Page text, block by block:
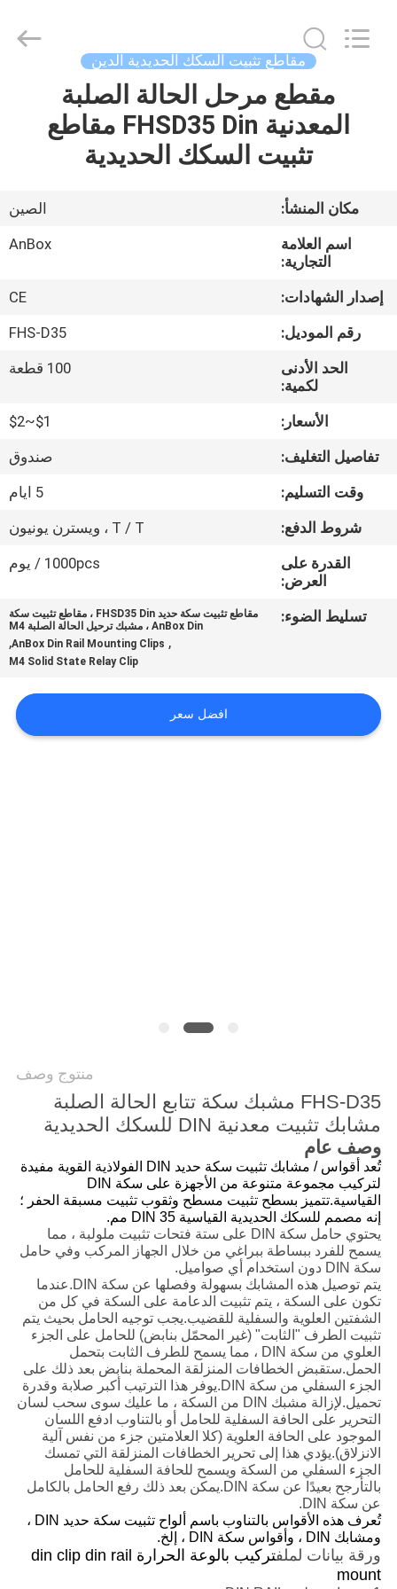
منزل،
معلومات
جولة
مراقبة
الجودة
اتصل
اطلب
SHOPPING ONLINE
مقاطع تثبيت السكك الحديدية الدين
مقطع مرحل الحالة الصلبة
المعدنية FHSD35 Din مقاطع
تثبيت السكك الحديدية
مكان المنشأ:
الصين
اسم العلامة
التجارية:
AnBox
إصدار الشهادات:
CE
رقم الموديل:
FHS-D35
الحد الأدنى
لكمية:
100 قطعة
الأسعار:
$1~$2
تفاصيل التغليف:
صندوق
وقت التسليم:
5 ايام
شروط الدفع:
T / T ، ويسترن يونيون
القدرة على
العرض:
1000pcs / يوم
تسليط الضوء:
مقاطع تثبيت سكة حديد FHSD35 Din ، مقاطع تثبيت سكة
AnBox Din ، مشبك ترحيل الحالة الصلبة M4
,
AnBox Din Rail Mounting Clips
,
M4 Solid State Relay Clip
افضل سعر
منتوج وصف
FHS-D35 مشبك سكة تتابع الحالة الصلبة
مشابك تثبيت معدنية DIN للسكك الحديدية
وصف عام
تُعد أقواس / مشابك تثبيت سكة حديد DIN الفولاذية القوية مفيدة
لتركيب مجموعة متنوعة من الأجهزة على سكة DIN
القياسية.تتميز بسطح تثبيت مسطح وثقوب تثبيت مسبقة الحفر ؛
إنه مصمم للسكك الحديدية القياسية DIN 35 مم.
يحتوي حامل سكة DIN على ستة فتحات تثبيت ملولبة ، مما
يسمح للفرد ببساطة ببراغي من خلال الجهاز المركب وفي حامل
سكة DIN دون استخدام أي صواميل.
يتم توصيل هذه المشابك بسهولة وفصلها عن سكة DIN.عندما
تكون على السكة ، يتم تثبيت الدعامة على السكة في كل من
الشفتين العلوية والسفلية للقضيب.يجب توجيه الحامل بحيث يتم
تثبيت الطرف "الثابت" (غير المحمّل بنابض) للحامل على الجزء
العلوي من سكة DIN ، مما يسمح للطرف الثابت بتحمل
الحمل.ستقبض الخطافات المنزلقة المحملة بنابض بعد ذلك على
الجزء السفلي من سكة DIN.يوفر هذا الترتيب أكبر صلابة وقدرة
تحميل.لإزالة مشبك DIN من السكة ، ما عليك سوى سحب لسان
التحرير على الحافة السفلية للحامل أو بالتناوب ادفع اللسان
الموجود على الحافة العلوية (كلا العلامتين جزء من نفس آلية
الانزلاق).يؤدي هذا إلى تحرير الخطافات المنزلقة التي تمسك
الجزء السفلي من السكة ويسمح للحافة السفلية للحامل
بالتأرجح بعيدًا عن سكة DIN.يمكن بعد ذلك رفع الحامل بالكامل
عن سكة DIN.
تُعرف هذه الأقواس بالتناوب باسم ألواح تثبيت سكة حديد DIN ،
ومشابك DIN ، وأقواس سكة DIN ، إلخ.
ورقة بيانات لملف
تركيب بالوعة الحرارة din clip din rail
mount